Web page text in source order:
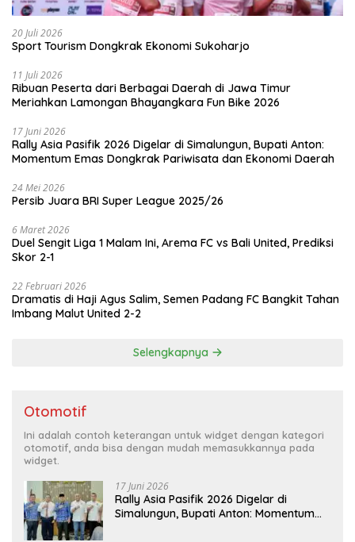
20 Juli 2026
Sport Tourism Dongkrak Ekonomi Sukoharjo
11 Juli 2026
Ribuan Peserta dari Berbagai Daerah di Jawa Timur
Meriahkan Lamongan Bhayangkara Fun Bike 2026
17 Juni 2026
Rally Asia Pasifik 2026 Digelar di Simalungun, Bupati Anton:
Momentum Emas Dongkrak Pariwisata dan Ekonomi Daerah
24 Mei 2026
Persib Juara BRI Super League 2025/26
6 Maret 2026
Duel Sengit Liga 1 Malam Ini, Arema FC vs Bali United, Prediksi
Skor 2-1
22 Februari 2026
Dramatis di Haji Agus Salim, Semen Padang FC Bangkit Tahan
Imbang Malut United 2-2
Selengkapnya
Otomotif
Ini adalah contoh keterangan untuk widget dengan kategori
otomotif, anda bisa dengan mudah memasukkannya pada
widget.
17 Juni 2026
Rally Asia Pasifik 2026 Digelar di
Simalungun, Bupati Anton: Momentum